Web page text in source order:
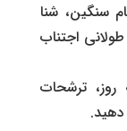
سنگین، شنا
اجتناب
ترشحات